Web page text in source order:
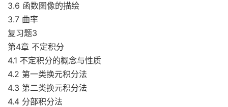
3.6 函数图像的描绘
3.7 曲率
复习题3
第4章 不定积分
4.1 不定积分的概念与性质
4.2 第一类换元积分法
4.3 第二类换元积分法
4.4 分部积分法